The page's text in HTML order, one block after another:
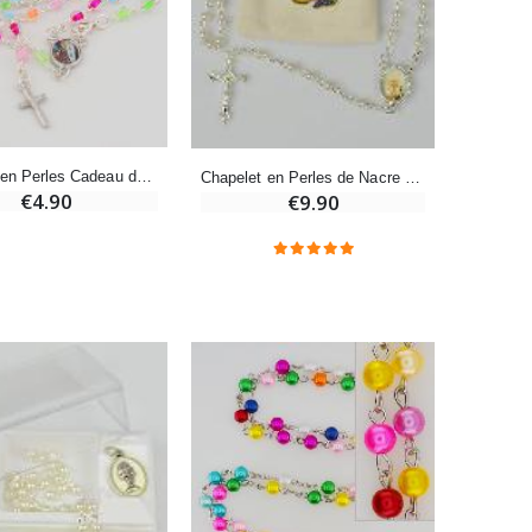
Bonbons Pastilles Menthe à l'Eau de Lourdes - 130g
€7.90
Bougie de Neuvaine Contre le Mal - Saint Michel
Huile d'Onction
€9.90
Chapelet en Perles Cadeau de Communion
€4.90 €9.90